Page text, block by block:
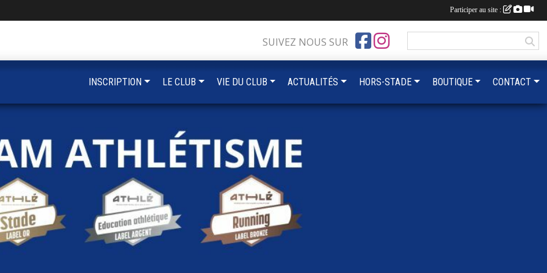
SUIVEZ NOUS SUR
INSCRIPTION LE CLUB VIE DU CLUB ACTUALITÉS HORS-STADE BOUTIQUE CONTACT
Participer au site :